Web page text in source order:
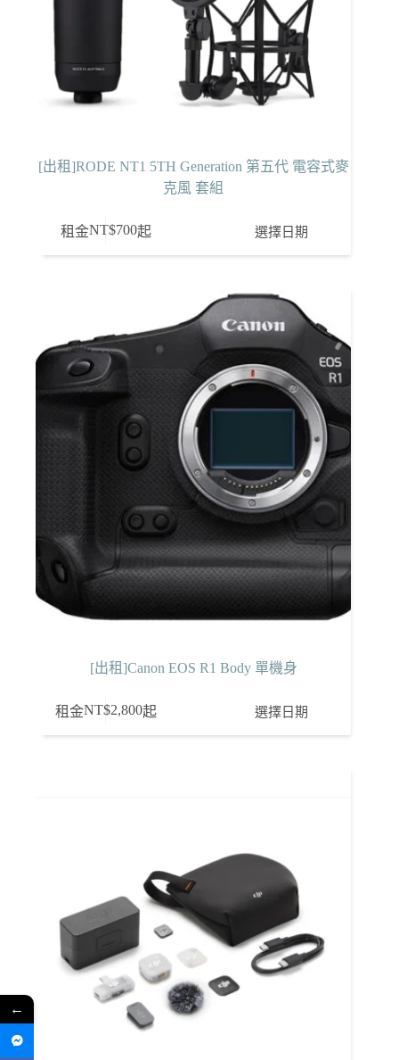
[出租]RODE NT1 5TH Generation 第五代 電容式麥
克風 套組
租金NT$700起 選擇日期
[出租]Canon EOS R1 Body 單機身
租金NT$2,800起 選擇日期
←